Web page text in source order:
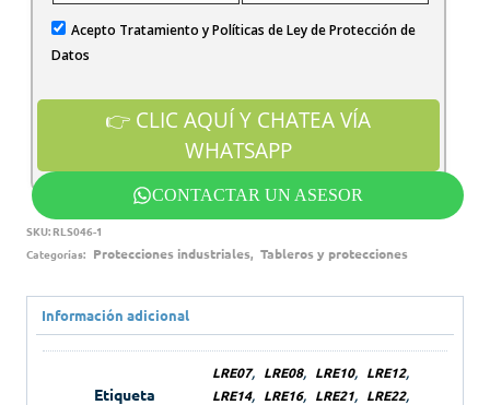
Acepto Tratamiento y Políticas de Ley de Protección de
Datos
CONTACTAR UN ASESOR
SKU: RLS046-1
Categorías: Protecciones industriales, Tableros y protecciones
Información adicional
Etiqueta
LRE07, LRE08, LRE10, LRE12,
LRE14, LRE16, LRE21, LRE22,